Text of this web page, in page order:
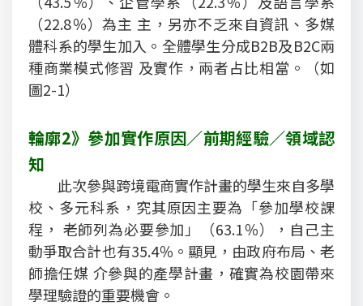
（22.8％）為主 主，另亦不乏來自資訊、多媒
體科系的學生加入。全體學生分成B2B及B2C兩
種商業模式修習 及實作，兩者占比相當。（如
圖2-1）
輪廓2》參加實作原因／前期經驗／領域認
知
此次參與跨境電商實作計畫的學生來自多學
校、多元科系，究其原因主要為「參加學校課
程， 老師列為必要參加」（63.1％），自己主
動爭取合計也有35.4％。顯見，由政府布局、老
師擔任媒 介參與的產學計畫，確實為校園帶來
學理驗證的重要機會。